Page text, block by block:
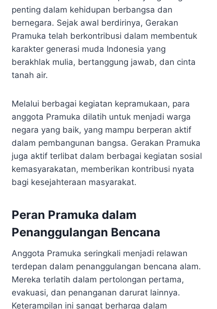
penting dalam kehidupan berbangsa dan
bernegara. Sejak awal berdirinya, Gerakan
Pramuka telah berkontribusi dalam membentuk
karakter generasi muda Indonesia yang
berakhlak mulia, bertanggung jawab, dan cinta
tanah air.
Melalui berbagai kegiatan kepramukaan, para
anggota Pramuka dilatih untuk menjadi warga
negara yang baik, yang mampu berperan aktif
dalam pembangunan bangsa. Gerakan Pramuka
juga aktif terlibat dalam berbagai kegiatan sosial
kemasyarakatan, memberikan kontribusi nyata
bagi kesejahteraan masyarakat.
Peran Pramuka dalam
Penanggulangan Bencana
Anggota Pramuka seringkali menjadi relawan
terdepan dalam penanggulangan bencana alam.
Mereka terlatih dalam pertolongan pertama,
evakuasi, dan penanganan darurat lainnya.
Keterampilan ini sangat berharga dalam